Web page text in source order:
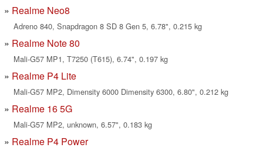
Realme Neo8
Adreno 840, Snapdragon 8 SD 8 Gen 5, 6.78", 0.215 kg
Realme Note 80
Mali-G57 MP1, T7250 (T615), 6.74", 0.197 kg
Realme P4 Lite
Mali-G57 MP2, Dimensity 6000 Dimensity 6300, 6.80", 0.212 kg
Realme 16 5G
Mali-G57 MP2, unknown, 6.57", 0.183 kg
Realme P4 Power